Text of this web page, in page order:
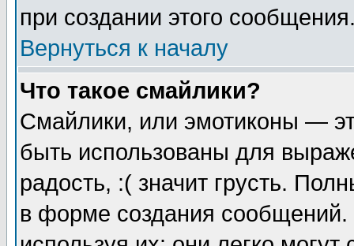
при создании этого
Вернуться к началу
Что такое смайлики?
Смайлики, или эмотиконы —
быть использованы для
радость, :( значит грусть.
в форме создания сообщений.